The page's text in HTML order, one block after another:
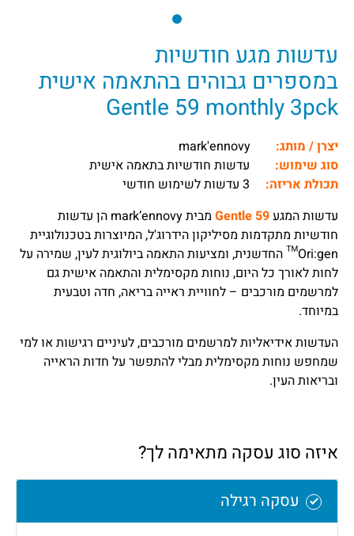
עדשות מגע חודשיות
במספרים גבוהים בהתאמה אישית
Gentle 59 monthly 3pck
יצרן / מותג:
סוג שימוש:
עדשות חודשיות בתאמה אישית
תכולת אריזה:
עדשות המגעGentle 59
מבית mark’ennovy הן עדשות
חודשיות מתקדמות מסיליקון הידרוג'ל, המיוצרות בטכנולוגיית
Ori:gen™ החדשנית, ומציעות התאמה ביולוגית לעין, שמירה על
לחות לאורך כל היום, נוחות מקסימלית והתאמה אישית גם
למרשמים מורכבים – לחוויית ראייה בריאה, חדה וטבעית
במיוחד.
העדשות אידיאליות למרשמים מורכבים, לעיניים רגישות או למי
שמחפש נוחות מקסימלית מבלי להתפשר על חדות הראייה
ובריאות העין.
איזה סוג עסקה מתאימה לך?
עסקה רגילה